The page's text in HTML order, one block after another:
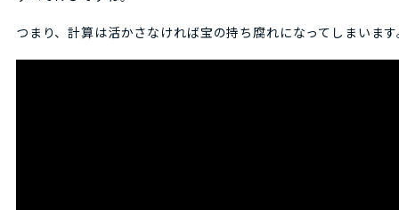
つまり、計算は活かさなければ宝の持ち腐れになってしまいま